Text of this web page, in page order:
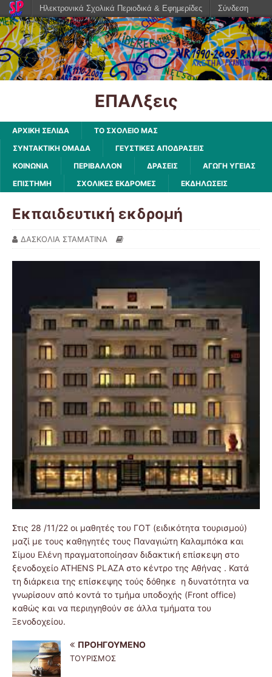
ΕΠΑΛξεις
ΑΡΧΙΚΗ ΣΕΛΙΔΑ
ΤΟ ΣΧΟΛΕΙΟ ΜΑΣ
ΣΥΝΤΑΚΤΙΚΗ ΟΜΑΔΑ
ΓΕΥΣΤΙΚΕΣ ΑΠΟΔΡΑΣΕΙΣ
ΚΟΙΝΩΝΙΑ
ΠΕΡΙΒΑΛΛΟΝ ΔΡΑΣΕΙΣ
ΑΓΩΓΗ ΥΓΕΙΑΣ
ΕΠΙΣΤΗΜΗ
ΣΧΟΛΙΚΕΣ ΕΚΔΡΟΜΕΣ ΕΚΔΗΛΩΣΕΙΣ
Εκπαιδευτική εκδρομή
ΔΑΣΚΟΛΙΑ ΣΤΑΜΑΤΙΝΑ
Στις 28 /11/22 οι μαθητές του ΓΟΤ (ειδικότητα τουρισμού)
μαζί με τους καθηγητές τους Παναγιώτη Καλαμπόκα και
Σίμου Ελένη πραγματοποίησαν διδακτική επίσκεψη στο
ξενοδοχείο ATHENS PLAZA στο κέντρο της Αθήνας . Κατά
τη διάρκεια της επίσκεψης τούς δόθηκε η δυνατότητα να
γνωρίσουν από κοντά το τμήμα υποδοχής (Front office)
καθώς και να περιηγηθούν σε άλλα τμήματα του
Ξενοδοχείου.
ΠΡΟΗΓΟΎΜΕΝΟ
ΤΟΥΡΙΣΜΟΣ
Ηλεκτρονικά Σχολικά Περιοδικά & Εφημερίδες Σύνδεση